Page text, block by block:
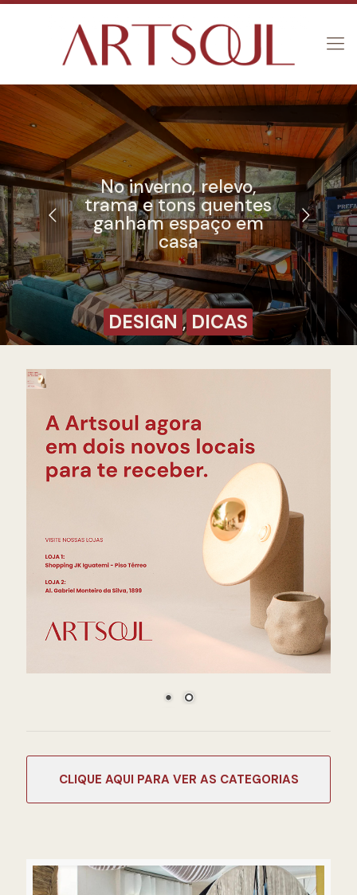
No inverno, relevo,
trama e tons quentes
ganham espaço em
casa
DESIGN , DICAS
CATEGORIAS